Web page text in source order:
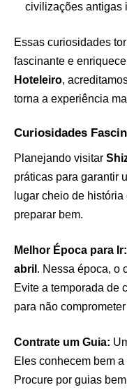
civilizações antigas
Essas curiosidades
fascinante e
Hoteleiro,
torna a experiência
Curiosidades
Planejando visitar
práticas para garantir
lugar cheio de
preparar bem.
Melhor Época para Ir:
abril . Nessa época, o
Evite a temporada de
para não
Contrate um Guia:
Eles conhecem bem
Procure por guias